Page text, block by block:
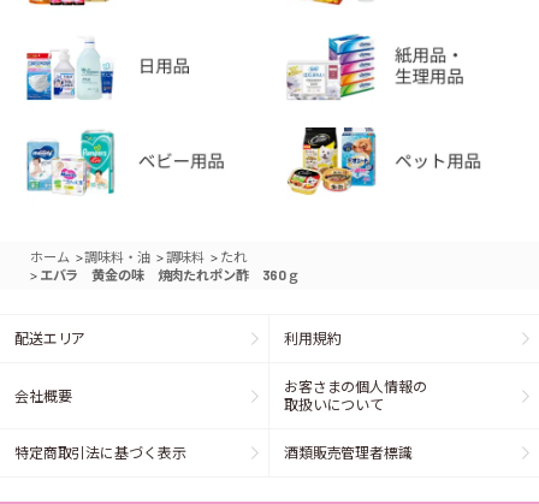
ホーム >調味料・油 >調味料 > たれ
> エバラ 黄金の味 焼肉たれポン酢 360ｇ
配送エリア 利用規約
会社概要
お客さまの個人情報の
取扱いについて
特定商取引法に基づく表示 酒類販売管理者標識